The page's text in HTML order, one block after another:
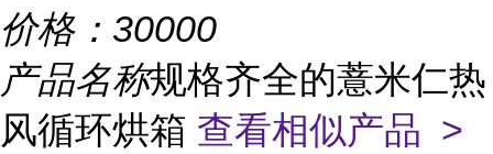
价格： 30000
产品名称规格齐全的薏米仁热
风循环烘箱 查看相似产品 >